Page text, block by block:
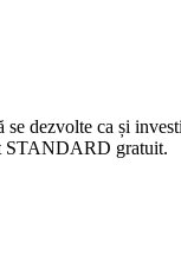
dezvolte ca și
STANDARD gratuit.